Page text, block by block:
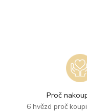
Proč
6 hvězd proč